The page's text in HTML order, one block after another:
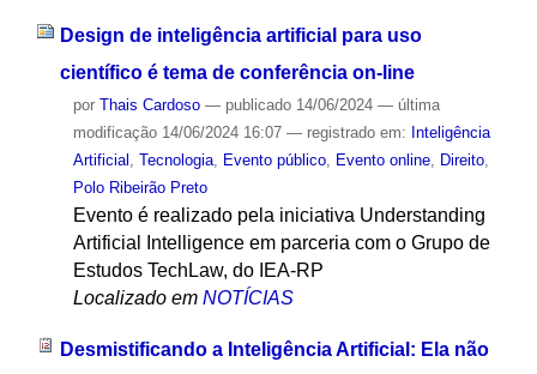
Design de inteligência artificial para uso
científico é tema de conferência on-line
por Thais Cardoso — publicado14/06/2024 — última
modificação14/06/2024 16:07 — registrado em: Inteligência
Artificial
Tecnologia, Evento público, Evento online, Direito,
Polo Ribeirão Preto
Evento é realizado pela iniciativa Understanding
Artificial Intelligence em parceria com o Grupo de
Estudos TechLaw, do IEA-RP
Localizado em NOTÍCIAS
Desmistificando a Inteligência Artificial: Ela não